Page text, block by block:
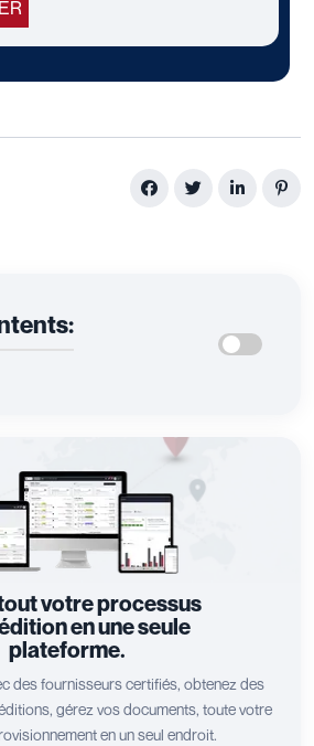
votre processus
en une seule
plateforme.
des fournisseurs certifiés, obtenez des
gérez vos documents, toute votre
en un seul endroit.